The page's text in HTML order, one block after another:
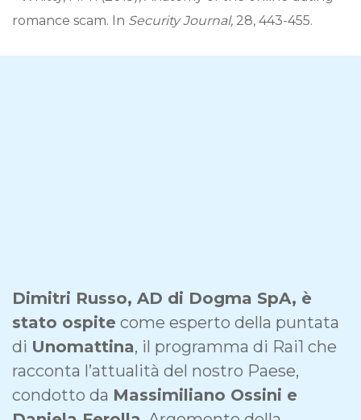
romance scam. In Security Journal, 28, 443-455.
Dimitri Russo, AD di Dogma SpA, è
stato ospite come esperto della puntata
di Unomattina, il programma di Rai1 che
racconta l’attualità del nostro Paese,
condotto da Massimiliano Ossini e